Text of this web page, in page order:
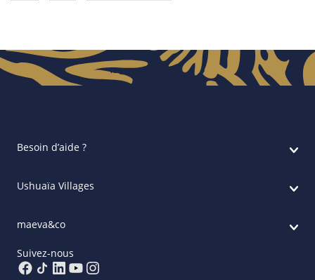
Besoin d’aide ?
Ushuaïa Villages
maeva&co
Suivez-nous